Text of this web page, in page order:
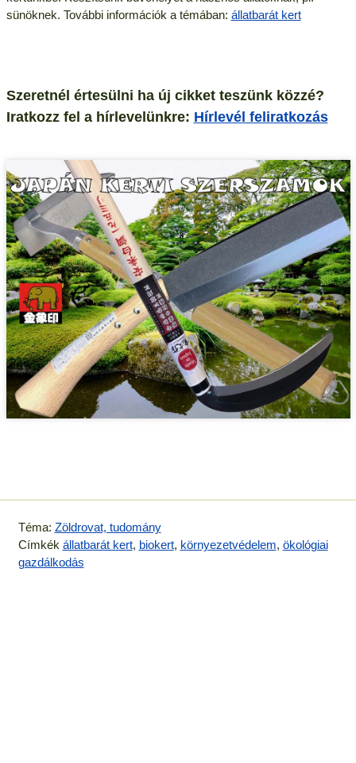
sünöknek. További információk a témában: állatbarát kert
Szeretnél értesülni ha új cikket teszünk közzé?
Iratkozz fel a hírlevelünkre: Hírlevél feliratkozás
Téma: Zöldrovat, tudomány
Címkék állatbarát kert, biokert, környezetvédelem, ökológiai
gazdálkodás